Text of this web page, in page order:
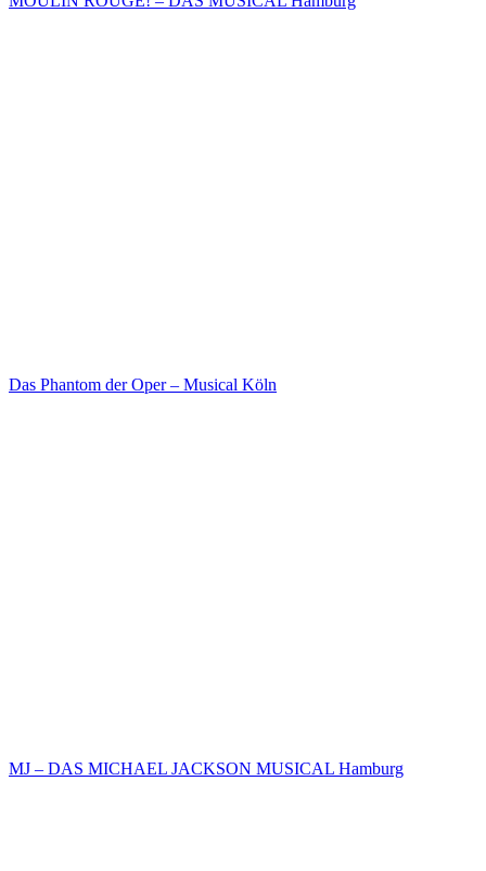
Das Phantom der Oper – Musical Köln
MJ – DAS MICHAEL JACKSON MUSICAL Hamburg